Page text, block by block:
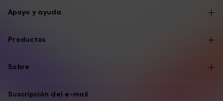
Apoyo y ayuda
Productos
Sobre
Suscripción del e-mail